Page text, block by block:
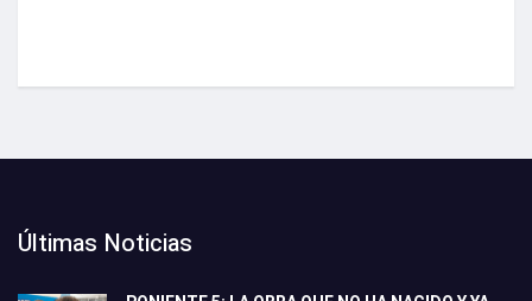
Últimas Noticias